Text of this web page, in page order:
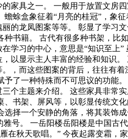
家具之一。 一般用于放置文房
蜍盒象征着“月亮的桂冠”，象
的龙凤图案等等。 彰显了学习
书籍。 古代有很多种书架，比
学习的中心，意思是“知识至上
以显示主人丰富的经验和知识
，而这些图案的背后，往往有
了一种特殊而不可思议的功能
个主题来介绍。 这些家具非常
书架、屏风等，以彰显传统文
择一个安静的角落，将其装饰
号。 一岳阳楼岳阳楼是中国古
秋天歌唱。” 今夜起露变霜，